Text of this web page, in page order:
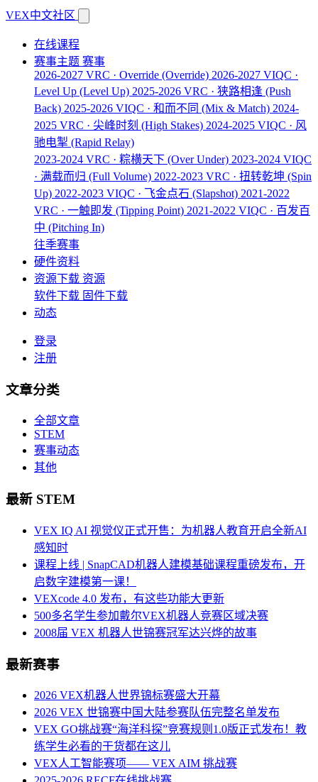
VEX中文社区
在线课程
赛事主题 赛事
2026-2027 VRC · Override (Override) 2026-2027 VIQC ·
Level Up (Level Up) 2025-2026 VRC · 狭路相逢 (Push
Back) 2025-2026 VIQC · 和而不同 (Mix & Match) 2024-
2025 VRC · 尖峰时刻 (High Stakes) 2024-2025 VIQC · 风
驰电掣 (Rapid Relay)
2023-2024 VRC · 粽横天下 (Over Under) 2023-2024 VIQC
· 满载而归 (Full Volume) 2022-2023 VRC · 扭转乾坤 (Spin
Up) 2022-2023 VIQC · 飞金点石 (Slapshot) 2021-2022
VRC · 一触即发 (Tipping Point) 2021-2022 VIQC · 百发百
中 (Pitching In)
往季赛事
硬件资料
资源下载 资源
软件下载 固件下载
动态
登录
注册
文章分类
全部文章
STEM
赛事动态
其他
最新 STEM
VEX IQ AI 视觉仪正式开售：为机器人教育开启全新AI
感知时
课程上线 | SnapCAD机器人建模基础课程重磅发布，开
启数字建模第一课！
VEXcode 4.0 发布，有这些功能大更新
500多名学生参加戴尔VEX机器人竞赛区域决赛
2008届 VEX 机器人世锦赛冠军达兴烨的故事
最新赛事
2026 VEX机器人世界锦标赛盛大开幕
2026 VEX 世锦赛中国大陆参赛队伍完整名单发布
VEX GO挑战赛“海洋科探”竞赛规则1.0版正式发布！教
练学生必看的干货都在这儿
VEX人工智能赛项—— VEX AIM 挑战赛